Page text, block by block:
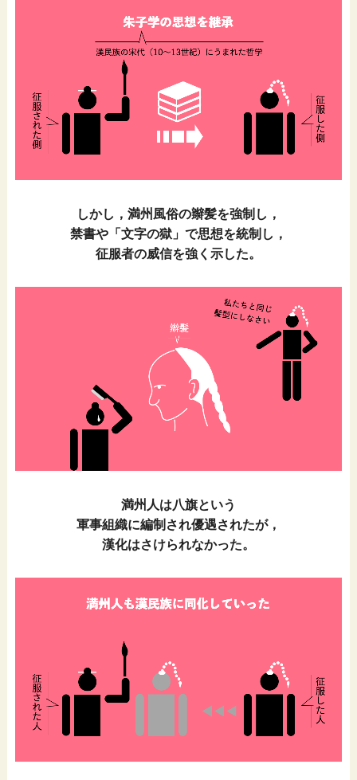
しかし，満州風俗の辮髪を強制し，
禁書や「文字の獄」で思想を統制し，
征服者の威信を強く示した。
満州人は八旗という
軍事組織に編制され優遇されたが，
漢化はさけられなかった。